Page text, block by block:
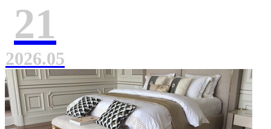
21
2026.05